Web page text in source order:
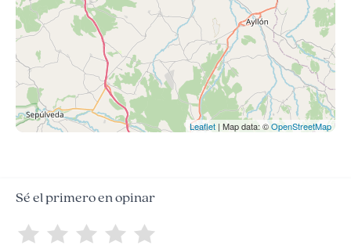
Leaflet | Map data: ©OpenStreetMap
Sé el primero en opinar